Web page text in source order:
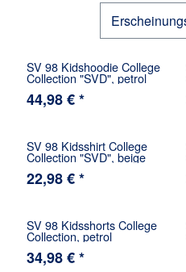
SV 98 Kidshoodie College
Collection "SVD", petrol
44,98 € *
SV 98 Kidsshirt College
Collection "SVD", beige
22,98 € *
SV 98 Kidsshorts College
Collection, petrol
34,98 € *